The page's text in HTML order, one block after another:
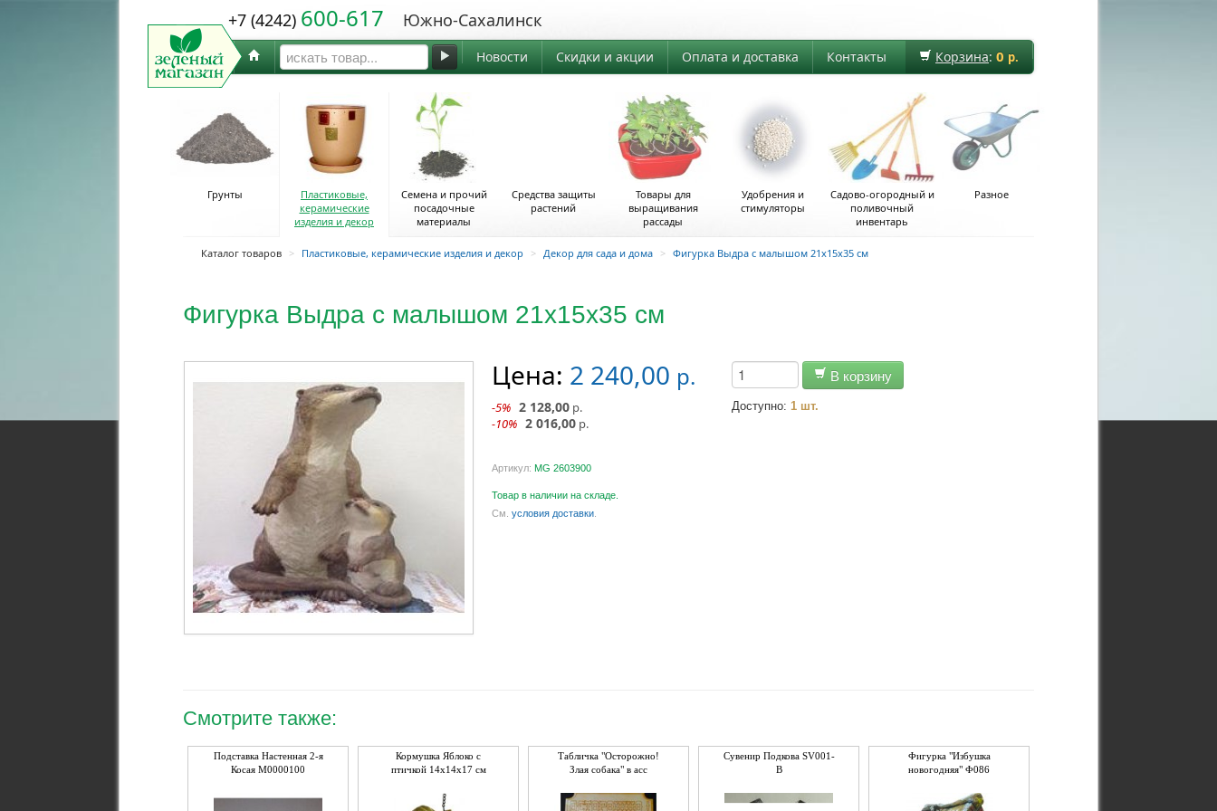
+7 (4242) 600-617 Южно-Сахалинск
Корзина: 0 р.
Новости Скидки и акции Оплата и доставка Контакты
Грунты
Пластиковые,
керамические
изделия и декор
Семена и прочий
посадочные
материалы
Средства защиты
растений
Товары для
выращивания
рассады
Удобрения и
стимуляторы
Садово-огородный и
поливочный
инвентарь
Разное
Каталог товаров > Пластиковые, керамические изделия и декор > Декор для сада и дома > Фигурка Выдра с малышом 21х15х35 см
Фигурка Выдра с малышом 21х15х35 см
Цена: 2 240,00 р.
-5% 2 128,00 р.
-10% 2 016,00 р.
В корзину
Доступно: 1 шт.
Артикул: MG 2603900
Товар в наличии на складе.
См. условия доставки
Смотрите также:
Подставка Настенная 2-я
Косая М0000100
Кормушка Яблоко с
птичкой 14х14х17 см
Табличка "Осторожно!
Злая собака" в асс
Сувенир Подкова SV001-
B
Фигурка "Избушка
новогодняя" Ф086